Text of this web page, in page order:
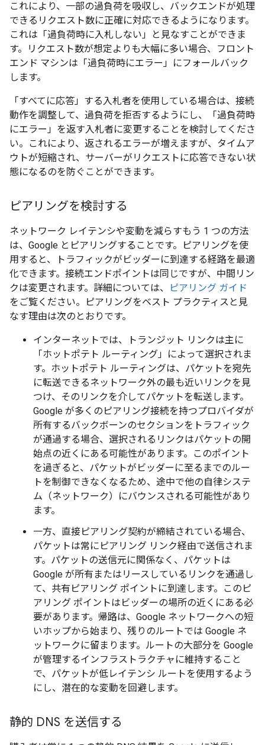
これにより、一部の過負荷を吸収し、バックエンドが処理
できるリクエスト数に正確に対応できるようになります。
これは「過負荷時に入札しない」と見なすことができま
す。リクエスト数が想定よりも大幅に多い場合、フロント
エンド マシンは「過負荷時にエラー」にフォールバック
します。
「すべてに応答」する入札者を使用している場合は、接続
動作を調整して、過負荷を拒否するようにし、「過負荷時
にエラー」を返す入札者に変更することを検討してくださ
い。これにより、返されるエラーが増えますが、タイムア
ウトが短縮され、サーバーがリクエストに応答できない状
態になるのを防ぐことができます。
ピアリングを検討する
ネットワーク レイテンシや変動を減らすもう 1 つの方法
は、Google とピアリングすることです。ピアリングを使
用すると、トラフィックがビッダーに到達する経路を最適
化できます。接続エンドポイントは同じですが、中間リン
クは変更されます。詳細については、
ピアリング ガイド
をご覧ください。ピアリングをベスト プラクティスと見
なす理由は次のとおりです。
インターネットでは、トランジット リンクは主に
「ホットポテト ルーティング」によって選択されま
す。ホットポテト ルーティングは、パケットを宛先
に転送できるネットワーク外の最も近いリンクを見
つけ、そのリンクを介してパケットを転送します。
Google が多くのピアリング接続を持つプロバイダが
所有するバックボーンのセクションをトラフィック
が通過する場合、選択されるリンクはパケットの開
始点の近くにある可能性があります。このポイント
を過ぎると、パケットがビッダーに至るまでのルー
トを制御できなくなるため、途中で他の自律システ
ム（ネットワーク）にバウンスされる可能性があり
ます。
一方、直接ピアリング契約が締結されている場合、
パケットは常にピアリング リンク経由で送信されま
す。パケットの送信元に関係なく、パケットは
Google が所有またはリースしているリンクを通過し
て、共有ピアリング ポイントに到達します。このピ
アリング ポイントはビッダーの場所の近くにある必
要があります。帰路は、Google ネットワークへの短
いホップから始まり、残りのルートでは Google ネ
ットワークに留まります。ルートの大部分を Google
が管理するインフラストラクチャに維持すること
で、パケットが低レイテンシ ルートを使用するよう
にし、潜在的な変動を回避します。
静的 DNS を送信する